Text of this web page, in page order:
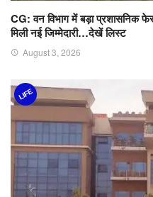
CG: वन विभाग में बड़ा प्रशासनिक
मिली नई जिम्मेदारी…देखें लिस्ट
August 3, 2026
LIFE